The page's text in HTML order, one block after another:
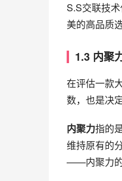
S.S交联技
美的高品质
1.3 内聚
在评估一款
数，也是决
内聚力指的
维持原有的
——内聚力的